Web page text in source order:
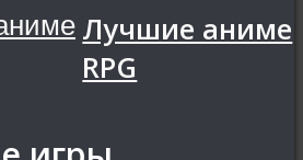
Лучшие аниме
RPG